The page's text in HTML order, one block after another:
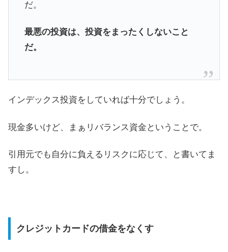
だ。
最悪の投資は、投資をまったくしないこと
だ。
インデックス投資をしていれば十分でしょう。
現金多いけど、まぁリバランス資金ということで。
引用元でも自分に負えるリスクに応じて、と書いてま
すし。
クレジットカードの借金をなくす